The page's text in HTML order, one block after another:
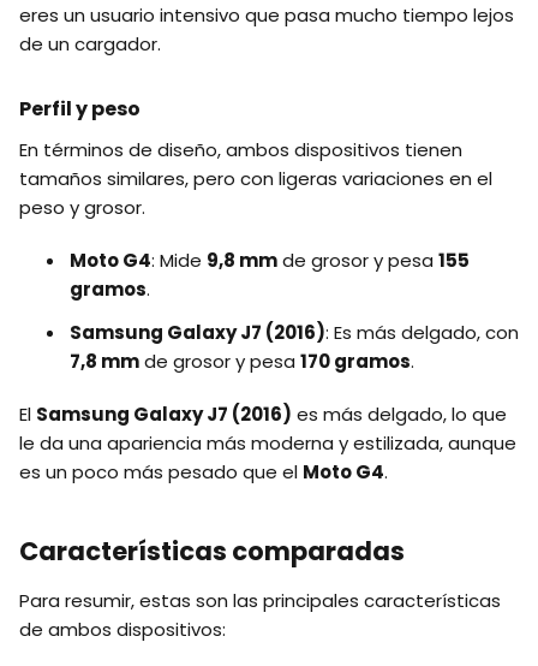
eres un usuario intensivo que pasa mucho tiempo lejos
de un cargador.
Perfil y peso
En términos de diseño, ambos dispositivos tienen
tamaños similares, pero con ligeras variaciones en el
peso y grosor.
Moto G4: Mide 9,8 mmde grosor y pesa 155
gramos.
Samsung Galaxy J7 (2016): Es más delgado, con
7,8 mmde grosor y pesa 170 gramos.
El Samsung Galaxy J7 (2016) es más delgado, lo que
le da una apariencia más moderna y estilizada, aunque
es un poco más pesado que el Moto G4.
Características comparadas
Para resumir, estas son las principales características
de ambos dispositivos: